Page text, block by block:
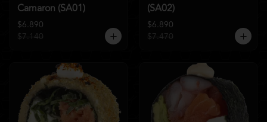
Camaron (SA01)
$6.890
$7.140
(SA02)
$6.890
$7.470